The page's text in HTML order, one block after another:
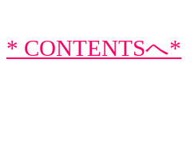
* CONTENTSへ*